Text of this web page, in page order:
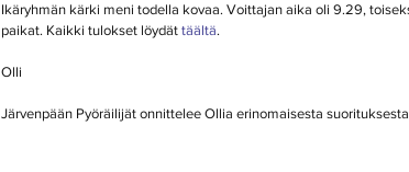
Ikäryhmän kärki meni todella kovaa. Voittajan aika oli 9.29,
paikat. Kaikki tulokset löydät täältä.
Olli
Järvenpään Pyöräilijät onnittelee Ollia erinomaisesta